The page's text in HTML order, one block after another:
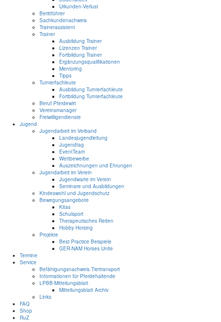
Urkunden-Verlust
Berittführer
Sachkundenachweis
Trainerassistent
Trainer
Ausbildung Trainer
Lizenzen Trainer
Fortbildung Trainer
Ergänzungsqualifikationen
Mentoring
Tipps
Turnierfachleute
Ausbildung Turnierfachleute
Fortbildung Turnierfachleute
Beruf Pferdewirt
Vereinsmanager
Freiwilligendienste
Jugend
Jugendarbeit im Verband
Landesjugendleitung
Jugendtag
EventTeam
Wettbewerbe
Auszeichnungen und Ehrungen
Jugendarbeit im Verein
Jugendwarte im Verein
Seminare und Ausbildungen
Kindeswohl und Jugendschutz
Bewegungsangebote
Kitas
Schulsport
Therapeutisches Reiten
Hobby Horsing
Projekte
Best Practice Beispiele
GER-NAM Horses Unite
Termine
Service
Befähigungsnachweis Tiertransport
Informationen für Pferdehaltende
LPBB-Mitteilungsblatt
Mitteilungsblatt Archiv
Links
FAQ
Shop
RuZ